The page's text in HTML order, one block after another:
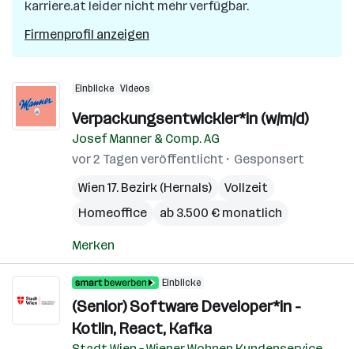
karriere.at leider nicht mehr verfügbar.
Firmenprofil anzeigen
Einblicke Videos
Verpackungsentwickler*in (w/m/d)
Josef Manner & Comp. AG
vor 2 Tagen veröffentlicht
Gesponsert
Wien 17. Bezirk (Hernals)
Vollzeit
Homeoffice
ab 3.500 € monatlich
Merken
Einblicke
(Senior) Software Developer*in -
Kotlin, React, Kafka